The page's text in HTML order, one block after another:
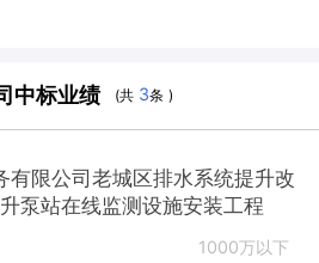
中标业绩 (共 3条 )
有限公司老城区排水系统提升改
泵站在线监测设施安装工程
1000万以下